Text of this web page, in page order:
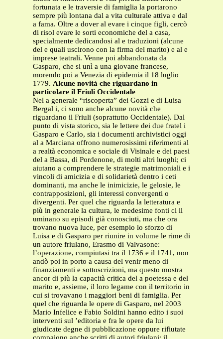
fortunata e le traversie di famiglia la portarono
sempre più lontana dal a vita culturale attiva e dal
a fama. Oltre a dover al evare i cinque figli, cercò
di risol evare le sorti economiche del a casa,
specialmente dedicandosi al e traduzioni (alcune
del e quali uscirono con la firma del marito) e al e
imprese teatrali. Venne poi abbandonata da
Gasparo, che si unì a una giovane francese,
morendo poi a Venezia di epidemia il 18 luglio
1779. Alcune novità che riguardano in
particolare il Friuli Occidentale
Nel a generale “riscoperta” dei Gozzi e di Luisa
Bergal i, ci sono anche alcune novità che
riguardano il Friuli (soprattutto Occidentale). Dal
punto di vista storico, sia le lettere dei due fratel i
Gasparo e Carlo, sia i documenti archivistici oggi
al a Marciana offrono numerosissimi riferimenti al
a realtà economica e sociale di Visinale e dei paesi
del a Bassa, di Pordenone, di molti altri luoghi; ci
aiutano a comprendere le strategie matrimoniali e i
vincoli di amicizia e di solidarietà dentro i ceti
dominanti, ma anche le inimicizie, le gelosie, le
contrapposizioni, gli interessi convergenti o
divergenti. Per quel che riguarda la letteratura e
più in generale la cultura, le medesime fonti ci il
uminano su episodi già conosciuti, ma che ora
trovano nuova luce, per esempio lo sforzo di
Luisa e di Gasparo per riunire in volume le rime di
un autore friulano, Erasmo di Valvasone:
l’operazione, compiutasi tra il 1736 e il 1741, non
andò poi in porto a causa del venir meno di
finanziamenti e sottoscrizioni, ma questo mostra
ancor di più la capacità critica del a poetessa e del
marito e, assieme, il loro legame con il territorio in
cui si trovavano i maggiori beni di famiglia. Per
quel che riguarda le opere di Gasparo, nel 2003
Mario Infelice e Fabio Soldini hanno edito i suoi
interventi sul ’editoria e fra le opere da lui
giudicate degne di pubblicazione oppure rifiutate